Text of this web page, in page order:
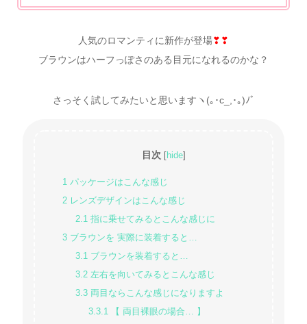
人気のロマンティに新作が登場❣❣
ブラウンはハーフっぽさのある目元になれるのかな？
さっそく試してみたいと思いますヽ(｡･c_,･｡)ﾉﾞ
目次 hide
1 パッケージはこんな感じ
2 レンズデザインはこんな感じ
2.1 指に乗せてみるとこんな感じに
3 ブラウンを 実際に装着すると…
3.1 ブラウンを装着すると…
3.2左右を向いてみるとこんな感じ
3.3両目ならこんな感じになりますよ
3.3.1
【 両目裸眼の場合… 】